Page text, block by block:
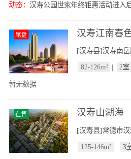
动态： 汉寿公园世家年终钜惠活动进入
尾盘 汉寿江南春
[汉寿县]汉寿南
82-126m² | 2室
暂无数据
在售 汉寿山湖海
125-146m² | 3